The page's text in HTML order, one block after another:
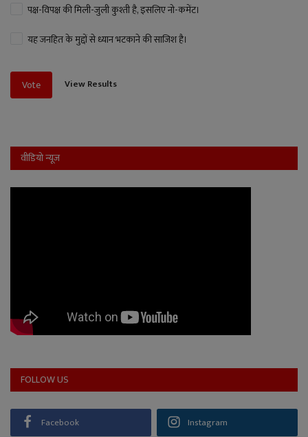
पक्ष-विपक्ष की मिली-जुली कुश्ती है, इसलिए नो-कमेंट।
यह जनहित के मुद्दों से ध्यान भटकाने की साजिश है।
Vote View Results
वीडियो न्यूज
FOLLOW US
Facebook Instagram